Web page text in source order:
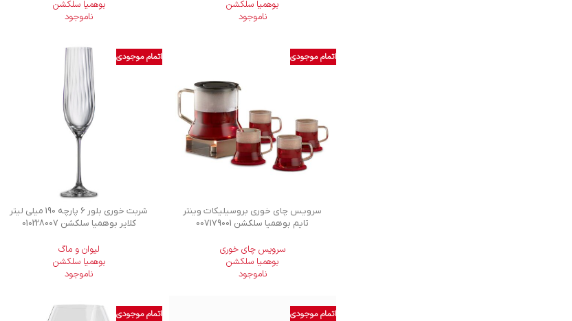
بوهمیا سلکشن
ناموجود
بوهمیا سلکشن
ناموجود
اتمام موجودی
سرویس چای خوری بروسیلیکات وینتر
تایم بوهمیا سلکشن 007179001
سرویس چای خوری
بوهمیا سلکشن
ناموجود
اتمام موجودی
شربت خوری بلور 6 پارچه 190 میلی لیتر
کلایر بوهمیا سلکشن 010228007
لیوان و ماگ
بوهمیا سلکشن
ناموجود
اتمام موجودی اتمام موجودی